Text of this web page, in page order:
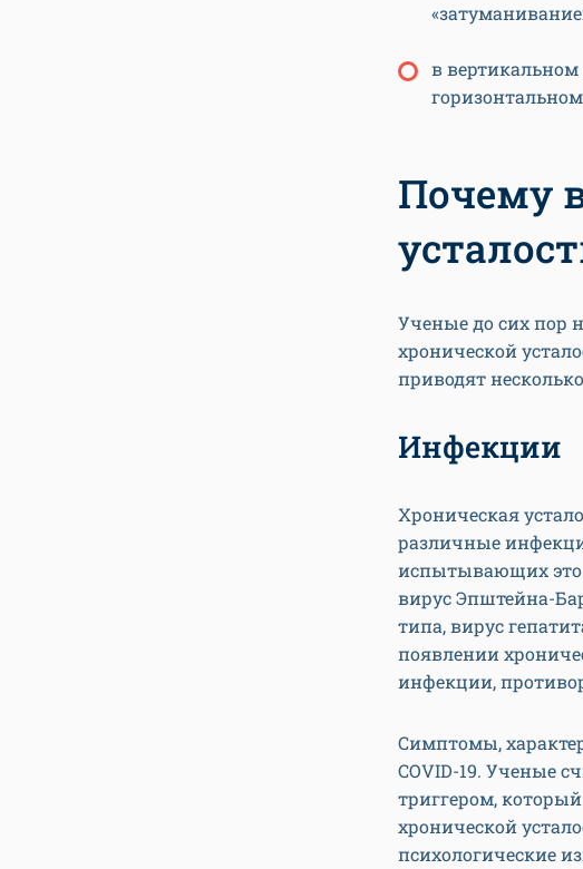
в
Почему
Ученые до сих пор
хронической
приводят
Инфекции
Хроническая
различные
испытывающих это
вирус Эпштейна-
типа, вирус
появлении
инфекции,
Симптомы,
COVID-19. Ученые
триггером,
хронической
психологические